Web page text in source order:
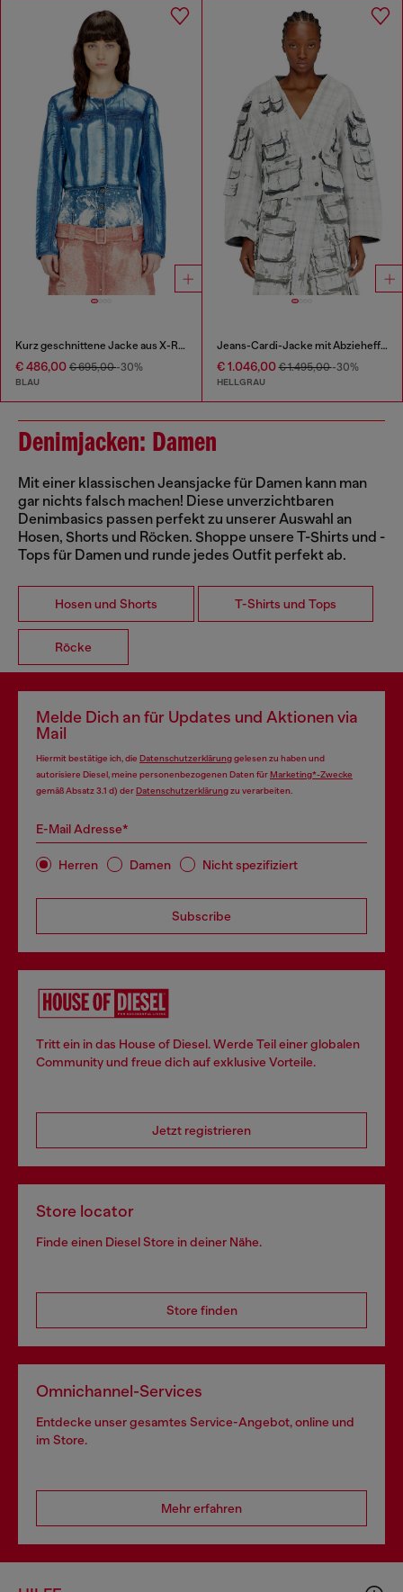
Kurz geschnittene Jacke aus X-Ray Lyocell-Denim
€ 486,00 € 695,00-30%
BLAU
Jeans-Cardi-Jacke mit Abzieheffekt
€ 1.046,00€ 1.495,00-30%
HELLGRAU
Denimjacken: Damen
Mit einer klassischen Jeansjacke für Damen kann man
gar nichts falsch machen! Diese unverzichtbaren
Denimbasics passen perfekt zu unserer Auswahl an
Hosen, Shorts und Röcken. Shoppe unsere T-Shirts und -
Tops für Damen und runde jedes Outfit perfekt ab.
Hosen und Shorts T-Shirts und Tops
Röcke
Melde Dich an für Updates und Aktionen via
Mail
Hiermit bestätige ich, die Datenschutzerklärunggelesen zu haben und
autorisiere Diesel, meine personenbezogenen Daten fürMarketing*-Zwecke
gemäß Absatz 3.1 d) derDatenschutzerklärungzu verarbeiten.
E-Mail Adresse*
Herren Damen Nicht spezifiziert
Subscribe
Tritt ein in das House of Diesel. Werde Teil einer globalen
Community und freue dich auf exklusive Vorteile.
Jetzt registrieren
Store locator
Finde einen Diesel Store in deiner Nähe.
Store finden
Omnichannel-Services
Entdecke unser gesamtes Service-Angebot, online und
im Store.
Mehr erfahren